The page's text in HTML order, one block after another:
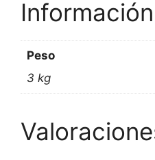
SSD.
W11
HOME
cantidad
Peso
3 kg